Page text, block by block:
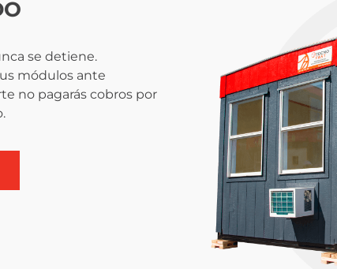
se detiene.
módulos ante
no pagarás cobros por